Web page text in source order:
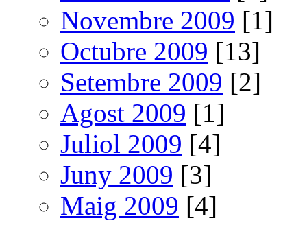
Novembre 2009 [1]
Octubre 2009 [13]
Setembre 2009 [2]
Agost 2009 [1]
Juliol 2009 [4]
Juny 2009 [3]
Maig 2009 [4]